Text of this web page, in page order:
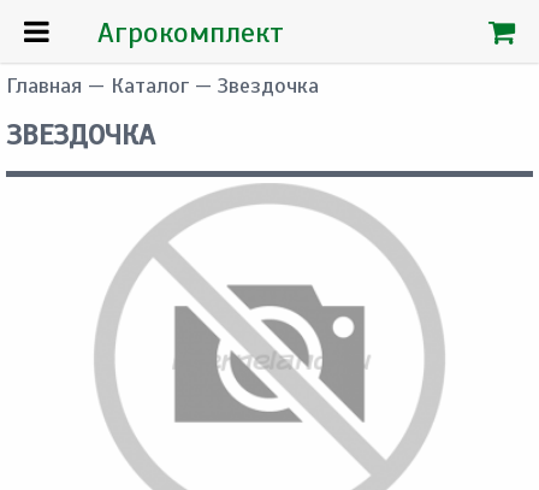
Главная — Каталог — Звездочка
ЗВЕЗДОЧКА
Агрокомплект